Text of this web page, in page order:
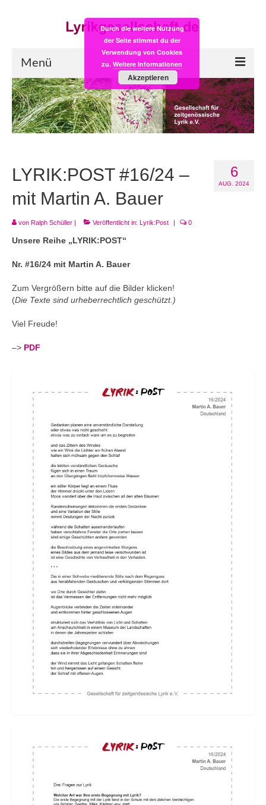
Menü
Start
LYRIK:POST
Einkaufsladen
Empfehlung des Monats
Veranstaltungen
Andenken
Neuerscheinungen von Mitgliedern
6
AUG. 2024
LYRIK:POST #16/24 –
mit Martin A. Bauer
von Ralph Schüller | Veröffentlicht in: Lyrik:Post | 0
Unsere Reihe „LYRIK:POST“
Nr. #16/24 mit Martin A. Bauer
Zum Vergrößern bitte auf die Bilder klicken!
(Die Texte sind urheberrechtlich geschützt.)
Viel Freude!
–> PDF
Durch die weitere Nutzung
der Seite stimmst du der
Verwendung von Cookies
zu. Weitere Informationen
Akzeptieren